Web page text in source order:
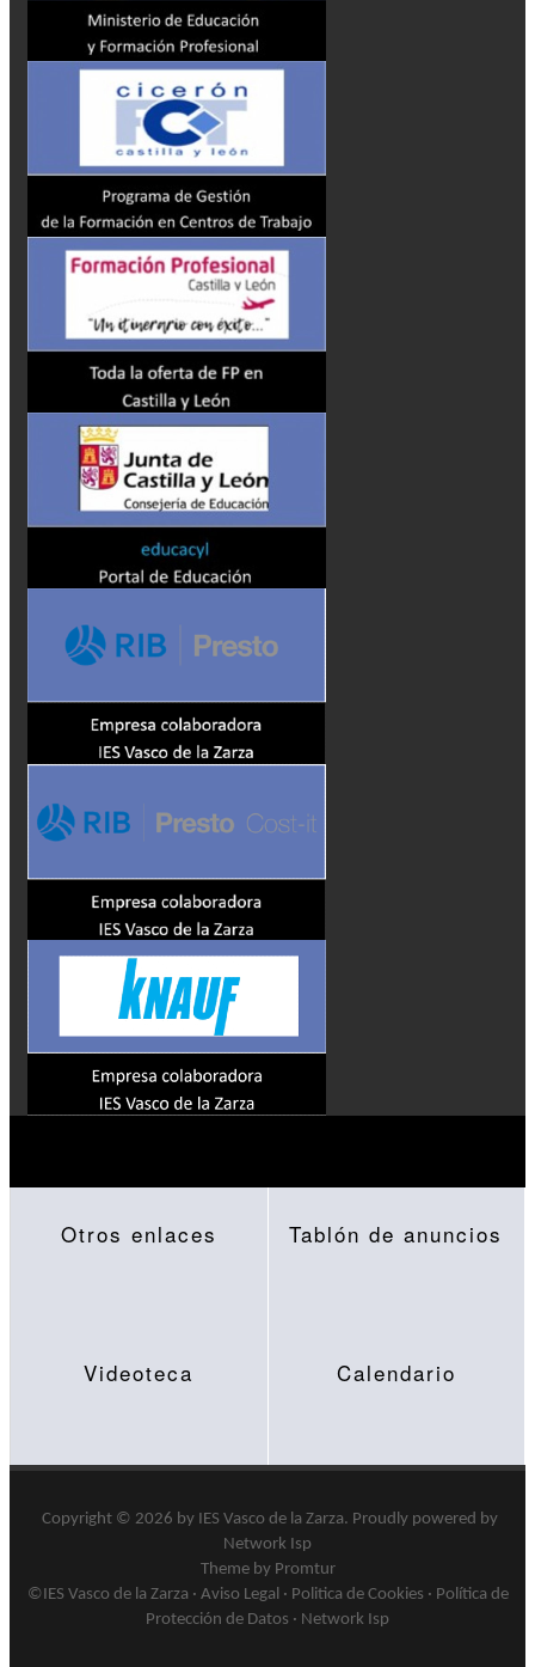
Otros enlaces Tablón de anuncios
Videoteca Calendario
Copyright © 2026 by IES Vasco de la Zarza. Proudly powered by
Network Isp
Theme by Promtur
©IES Vasco de la Zarza · Aviso Legal · Politica de Cookies · Política de
Protección de Datos · Network Isp